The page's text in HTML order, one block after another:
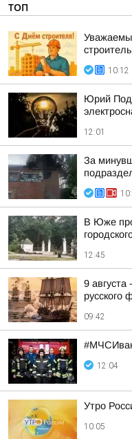
ТОП
10:12
Юрий
12:01
За
В Юже
12:45
9
русского
09:42
12:04
Утро
10:05